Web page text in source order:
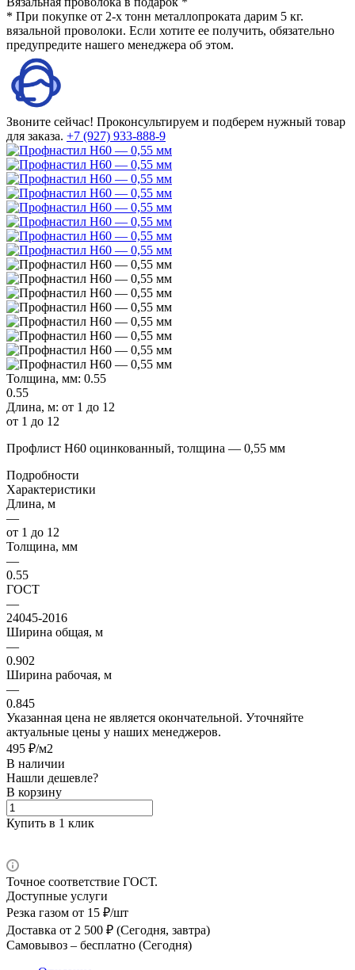
* При покупке от 2-х тонн металлопроката дарим 5 кг.
вязальной проволоки. Если хотите ее получить, обязательно
предупредите нашего менеджера об этом.
Звоните сейчас! Проконсультируем и подберем нужный товар
для заказа. +7 (927) 933-888-9
Толщина, мм: 0.55
0.55
Длина, м: от 1 до 12
от 1 до 12
Профлист Н60 оцинкованный, толщина — 0,55 мм
Подробности
Характеристики
Длина, м
—
от 1 до 12
Толщина, мм
—
0.55
ГОСТ
—
24045-2016
Ширина общая, м
—
0.902
Ширина рабочая, м
—
0.845
Указанная цена не является окончательной. Уточняйте
актуальные цены у наших менеджеров.
495 ₽/м2
В наличии
Нашли дешевле?
В корзину
Купить в 1 клик
Точное соответствие ГОСТ.
Доступные услуги
Резка газом от 15 ₽/шт
Доставка от 2 500 ₽ (Сегодня, завтра)
Самовывоз – бесплатно (Сегодня)